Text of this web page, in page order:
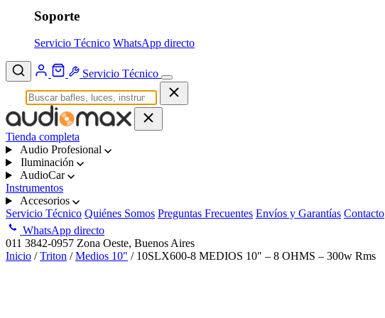
Soporte
Servicio Técnico WhatsApp directo
Servicio Técnico
Tienda completa
Audio Profesional
Iluminación
AudioCar
Instrumentos
Accesorios
Servicio Técnico Quiénes Somos Preguntas Frecuentes Envíos y Garantías Contacto
WhatsApp directo
011 3842-0957 Zona Oeste, Buenos Aires
Inicio /Triton /Medios 10" / 10SLX600-8 MEDIOS 10″ – 8 OHMS – 300w Rms